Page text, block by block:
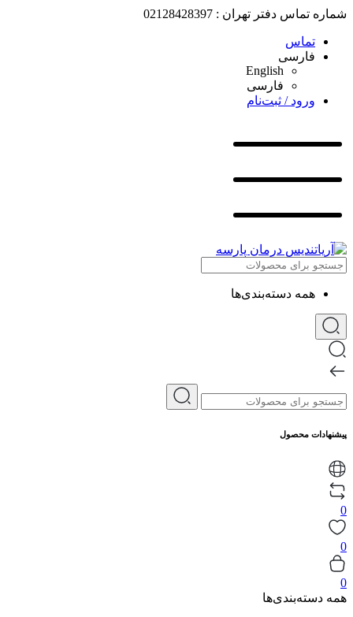
شماره تماس دفتر تهران : 02128428397
تماس
فارسی
English
فارسی
ورود / ثبت‌نام
همه دسته‌بندی‌ها
پیشنهادات محصول
0
0
0
همه دسته‌بندی‌ها